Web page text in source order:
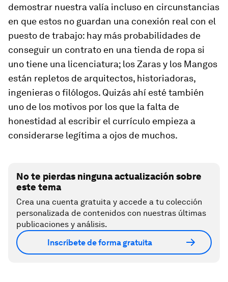
demostrar nuestra valía incluso en circunstancias
en que estos no guardan una conexión real con el
puesto de trabajo: hay más probabilidades de
conseguir un contrato en una tienda de ropa si
uno tiene una licenciatura; los Zaras y los Mangos
están repletos de arquitectos, historiadoras,
ingenieras o filólogos. Quizás ahí esté también
uno de los motivos por los que la falta de
honestidad al escribir el currículo empieza a
considerarse legítima a ojos de muchos.
No te pierdas ninguna actualización sobre
este tema
Crea una cuenta gratuita y accede a tu colección
personalizada de contenidos con nuestras últimas
publicaciones y análisis.
Inscríbete de forma gratuita